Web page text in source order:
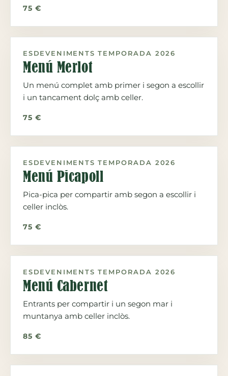
75 €
ESDEVENIMENTS TEMPORADA 2026
Menú Merlot
Un menú complet amb primer i segon a escollir
i un tancament dolç amb celler.
75 €
ESDEVENIMENTS TEMPORADA 2026
Menú Picapoll
Pica-pica per compartir amb segon a escollir i
celler inclòs.
75 €
ESDEVENIMENTS TEMPORADA 2026
Menú Cabernet
Entrants per compartir i un segon mar i
muntanya amb celler inclòs.
85 €